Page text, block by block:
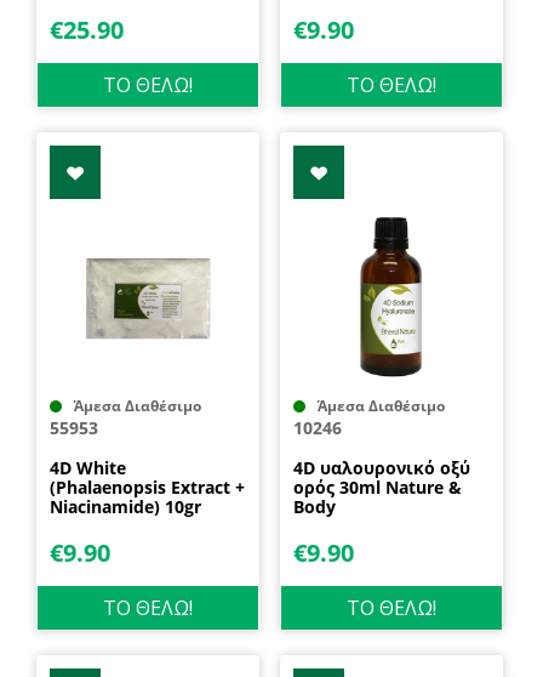
€25.90
ΤΟ ΘΕΛΩ!
€9.90
ΤΟ ΘΕΛΩ!
Άμεσα Διαθέσιμο
55953
4D White
(Phalaenopsis Extract +
Niacinamide) 10gr
€9.90
ΤΟ ΘΕΛΩ!
Άμεσα Διαθέσιμο
10246
4D υαλουρονικό οξύ
ορός 30ml Nature &
Body
€9.90
ΤΟ ΘΕΛΩ!